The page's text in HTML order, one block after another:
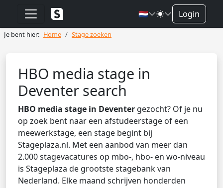
🇳🇱 Login
Je bent hier: Home Stage zoeken
HBO media stage in
Deventer search
HBO media stage in Deventer gezocht? Of je nu
op zoek bent naar een afstudeerstage of een
meewerkstage, een stage begint bij
Stageplaza.nl. Met een aanbod van meer dan
2.000 stagevacatures op mbo-, hbo- en wo-niveau
is Stageplaza de grootste stagebank van
Nederland. Elke maand schrijven honderden